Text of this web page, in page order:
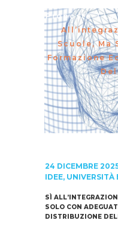
Proposte /La
Scuole, Ma
Formazione
24 DICEMBRE
IDEE, UNIVERSITÀ
SÌ
SOLO CON
DISTRIBUZIONE